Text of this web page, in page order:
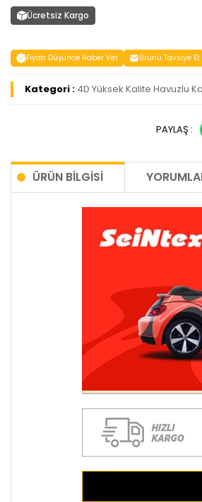
Ücretsiz Kargo
Fiyatı Düşünce Haber Ver Ürünü Tavsiye Et
Kategori : 4D Yüksek Kalite Havuzlu
PAYLAŞ :
ÜRÜN BILGISI